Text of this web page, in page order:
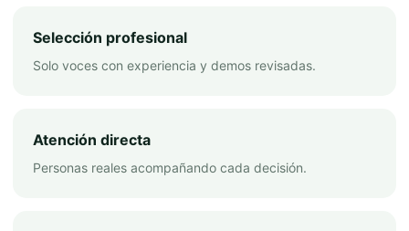
Selección profesional
Solo voces con experiencia y demos revisadas.
Atención directa
Personas reales acompañando cada decisión.